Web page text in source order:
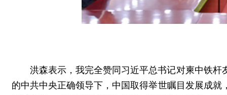
洪森表示，我完全赞同习近平总书记对柬中铁
的中共中央正确领导下，中国取得举世瞩目发展成